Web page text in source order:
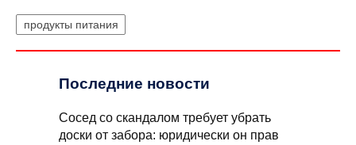
продукты питания
Последние новости
Сосед со скандалом требует убрать
доски от забора: юридически он прав